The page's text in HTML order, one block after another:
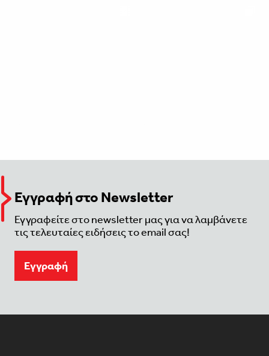
Εγγραφή στο Newsletter
Εγγραφείτε στο newsletter μας για να λαμβάνετε
τις τελευταίες ειδήσεις το email σας!
Eγγραφή